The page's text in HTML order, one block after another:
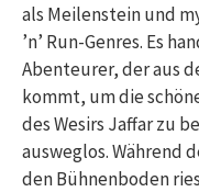
als Meilenstein und
’n’ Run-Genres. Es
Abenteurer, der aus
kommt, um die
des Wesirs Jaffar zu
ausweglos. Während
den Bühnenboden